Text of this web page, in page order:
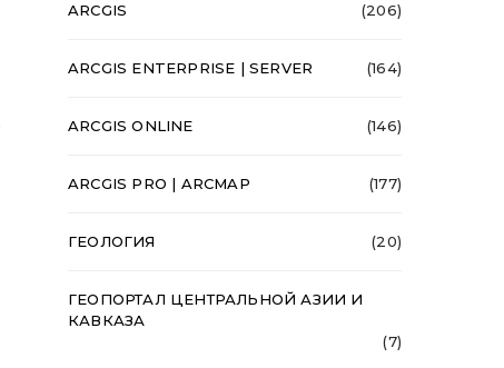
ARCGIS (206)
ARCGIS ENTERPRISE | SERVER (164)
ARCGIS ONLINE (146)
ARCGIS PRO | ARCMAP (177)
ГЕОЛОГИЯ (20)
ГЕОПОРТАЛ ЦЕНТРАЛЬНОЙ АЗИИ И
КАВКАЗА
(7)